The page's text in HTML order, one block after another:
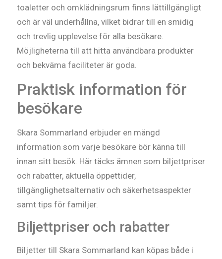
toaletter och omklädningsrum finns lättillgängligt
och är väl underhållna, vilket bidrar till en smidig
och trevlig upplevelse för alla besökare.
Möjligheterna till att hitta användbara produkter
och bekväma faciliteter är goda.
Praktisk information för
besökare
Skara Sommarland erbjuder en mängd
information som varje besökare bör känna till
innan sitt besök. Här täcks ämnen som biljettpriser
och rabatter, aktuella öppettider,
tillgänglighetsalternativ och säkerhetsaspekter
samt tips för familjer.
Biljettpriser och rabatter
Biljetter till Skara Sommarland kan köpas både i